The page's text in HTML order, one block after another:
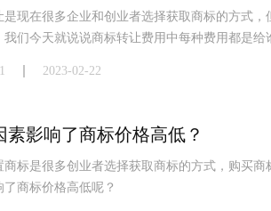
是现在很多企业和创业者选择获取商标的方式
我们今天就说说商标转让费用中每种费用都是给
2023-02-22
素影响了商标价格高低？
商标是很多创业者选择获取商标的方式，购买
了商标价格高低呢？